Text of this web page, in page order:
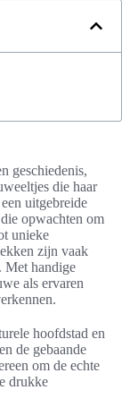
geschiedenis,
die haar
uitgebreide
opwachten om
unieke
zijn vaak
Met handige
als ervaren
hoofdstad en
de gebaande
om de echte
drukke